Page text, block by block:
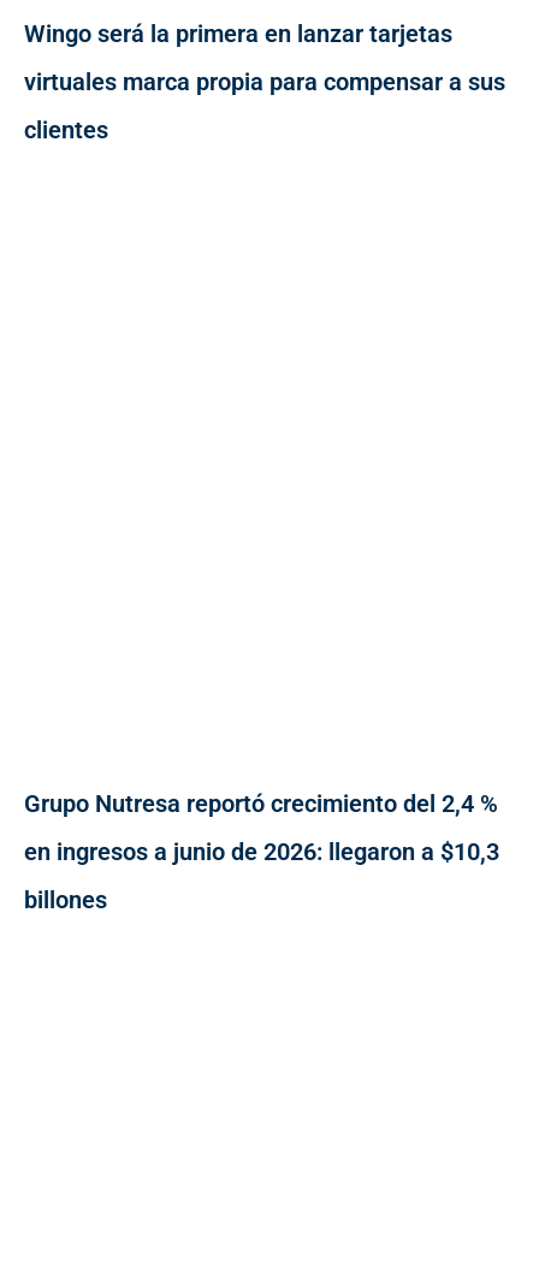
Wingo será la primera en lanzar tarjetas
virtuales marca propia para compensar a sus
clientes
Grupo Nutresa reportó crecimiento del 2,4 %
en ingresos a junio de 2026: llegaron a $10,3
billones